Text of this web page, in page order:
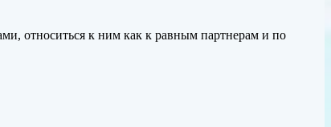
относиться к ним как к равным партнерам и по